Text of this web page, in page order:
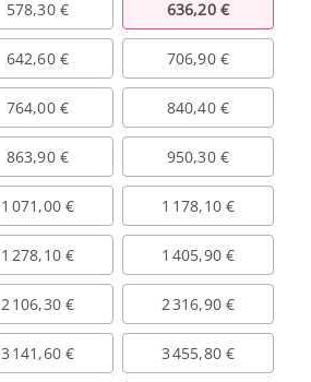
578,30 € 636,20 €
642,60 € 706,90 €
764,00 € 840,40 €
863,90 € 950,30 €
1 071,00 € 1 178,10 €
1 278,10 € 1 405,90 €
2 106,30 € 2 316,90 €
3 141,60 € 3 455,80 €